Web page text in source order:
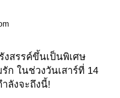
สรรค์ขึ้นเป็นพิเศษ
ก ในช่วงวันเสาร์ที่ 14
ลังจะถึงนี้!